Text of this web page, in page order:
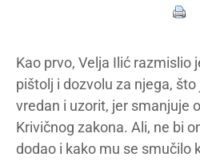
Kao prvo, Velja Ilić razmislio
pištolj i dozvolu za njega,
vredan i uzorit, jer smanjuje
Krivičnog zakona. Ali, ne bi
dodao i kako mu se smučilo